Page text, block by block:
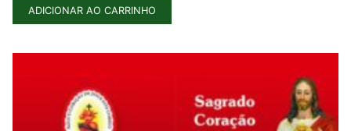
ADICIONAR AO CARRINHO